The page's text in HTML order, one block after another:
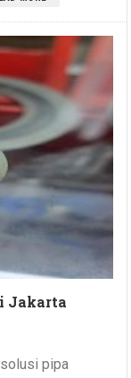
Jakarta
pipa